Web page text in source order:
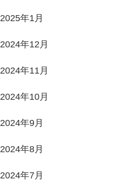
2025年1月
2024年12月
2024年11月
2024年10月
2024年9月
2024年8月
2024年7月